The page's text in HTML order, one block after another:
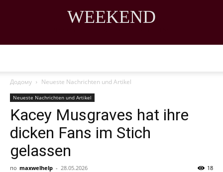
WEEKEND
Додому Neueste Nachrichten und Artikel
Neueste Nachrichten und Artikel
Kacey Musgraves hat ihre
dicken Fans im Stich
gelassen
по maxwelhelp - 28.05.2026 18